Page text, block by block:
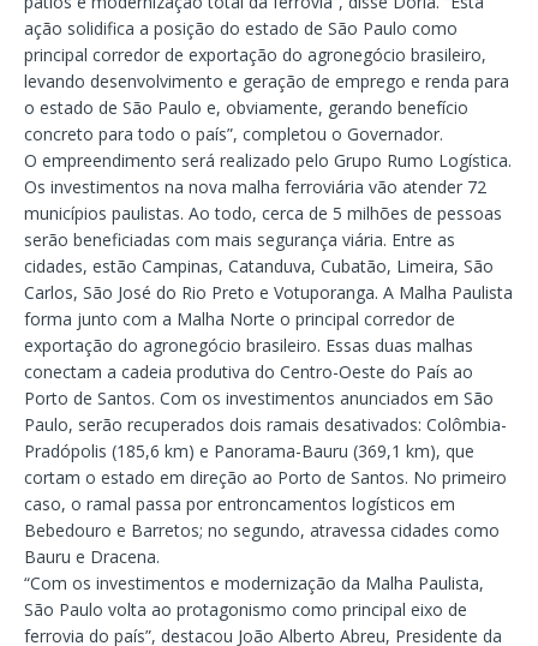
ação solidifica a posição do estado de São Paulo como
principal corredor de exportação do agronegócio brasileiro,
levando desenvolvimento e geração de emprego e renda para
o estado de São Paulo e, obviamente, gerando benefício
concreto para todo o país”, completou o Governador.
O empreendimento será realizado pelo Grupo Rumo Logística.
Os investimentos na nova malha ferroviária vão atender 72
municípios paulistas. Ao todo, cerca de 5 milhões de pessoas
serão beneficiadas com mais segurança viária. Entre as
cidades, estão Campinas, Catanduva, Cubatão, Limeira, São
Carlos, São José do Rio Preto e Votuporanga. A Malha Paulista
forma junto com a Malha Norte o principal corredor de
exportação do agronegócio brasileiro. Essas duas malhas
conectam a cadeia produtiva do Centro-Oeste do País ao
Porto de Santos. Com os investimentos anunciados em São
Paulo, serão recuperados dois ramais desativados: Colômbia-
Pradópolis (185,6 km) e Panorama-Bauru (369,1 km), que
cortam o estado em direção ao Porto de Santos. No primeiro
caso, o ramal passa por entroncamentos logísticos em
Bebedouro e Barretos; no segundo, atravessa cidades como
Bauru e Dracena.
“Com os investimentos e modernização da Malha Paulista,
São Paulo volta ao protagonismo como principal eixo de
ferrovia do país”, destacou João Alberto Abreu, Presidente da